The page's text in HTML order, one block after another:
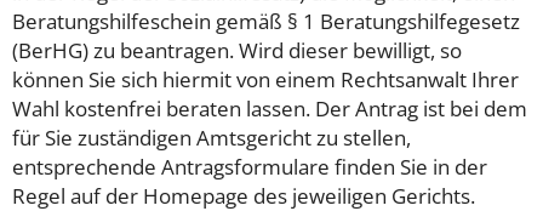
Beratungshilfeschein gemäß § 1 Beratungshilfegesetz
(BerHG) zu beantragen. Wird dieser bewilligt, so
können Sie sich hiermit von einem Rechtsanwalt Ihrer
Wahl kostenfrei beraten lassen. Der Antrag ist bei dem
für Sie zuständigen Amtsgericht zu stellen,
entsprechende Antragsformulare finden Sie in der
Regel auf der Homepage des jeweiligen Gerichts.